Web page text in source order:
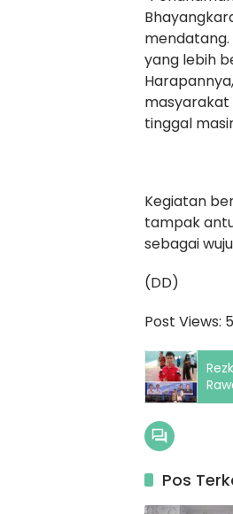
yang lebih
tinggal
Kegiatan
tampak
sebagai
(DD)
Post Views:
Pos